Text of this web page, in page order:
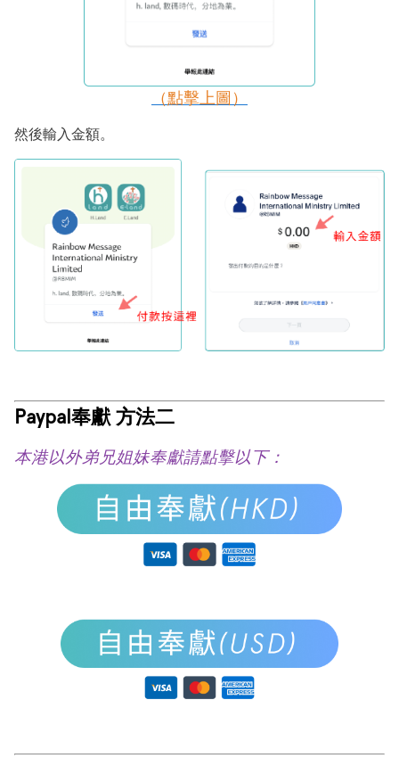
（點擊上圖）
然後輸入金額。
Paypal奉獻 方法二
本港以外弟兄姐妹奉獻請點擊以下：